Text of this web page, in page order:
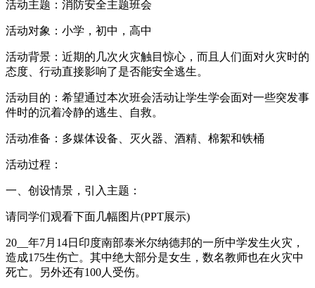
活动主题：消防安全主题班会
活动对象：小学，初中，高中
活动背景：近期的几次火灾触目惊心，而且人们面对火灾时的
态度、行动直接影响了是否能安全逃生。
活动目的：希望通过本次班会活动让学生学会面对一些突发事
件时的沉着冷静的逃生、自救。
活动准备：多媒体设备、灭火器、酒精、棉絮和铁桶
活动过程：
一、创设情景，引入主题：
请同学们观看下面几幅图片(PPT展示)
20__年7月14日印度南部泰米尔纳德邦的一所中学发生火灾，
造成175生伤亡。其中绝大部分是女生，数名教师也在火灾中
死亡。另外还有100人受伤。